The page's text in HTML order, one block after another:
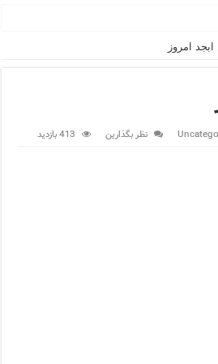
ابجد امروز
نظر بگذارین 413 بازدید